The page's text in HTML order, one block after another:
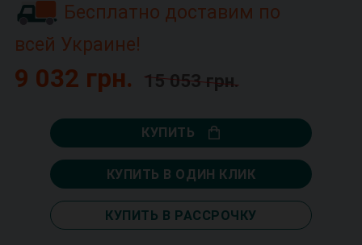
Бесплатно доставим по
всей Украине!
9 032 грн. 15 053 грн.
КУПИТЬ
КУПИТЬ В ОДИН КЛИК
КУПИТЬ В РАССРОЧКУ